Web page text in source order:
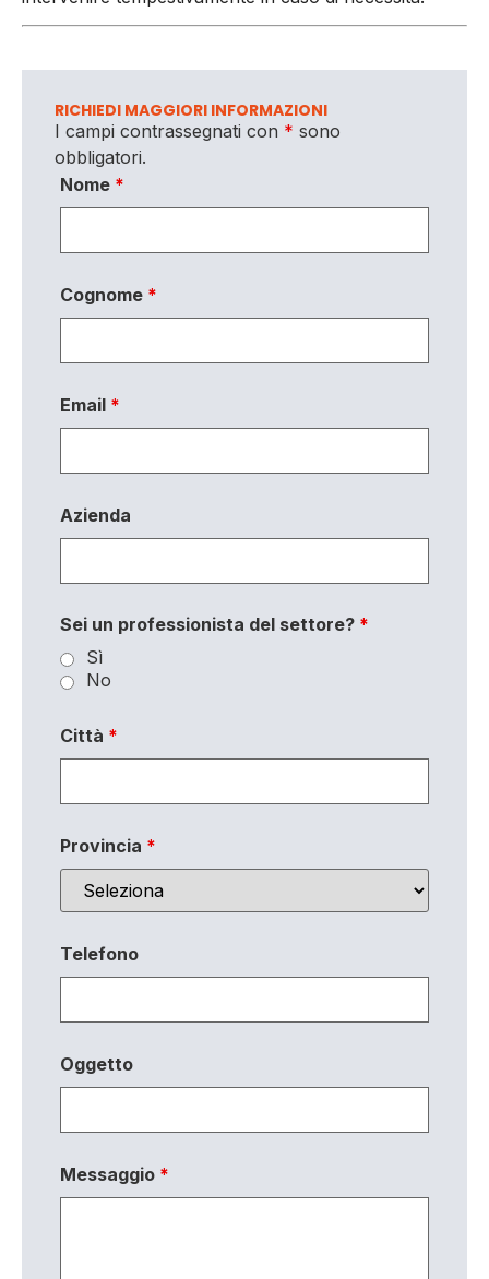
RICHIEDI MAGGIORI INFORMAZIONI
I campi contrassegnati con * sono
obbligatori.
Nome *
Cognome *
Email *
Azienda
Sei un professionista del settore? *
Sì
No
Città *
Provincia *
Telefono
Oggetto
Messaggio *